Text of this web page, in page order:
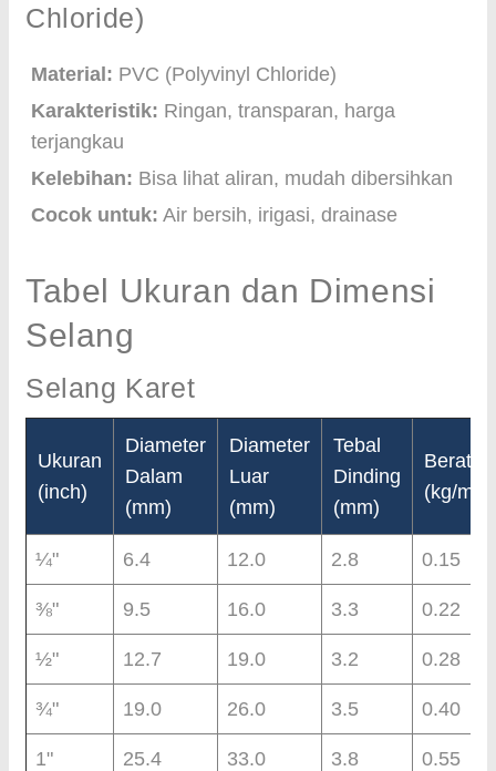
Chloride)
Material: PVC (Polyvinyl Chloride)
Karakteristik: Ringan, transparan, harga
terjangkau
Kelebihan: Bisa lihat aliran, mudah dibersihkan
Cocok untuk: Air bersih, irigasi, drainase
Tabel Ukuran dan Dimensi
Selang
Selang Karet
Ukuran
(inch)
Diameter
Dalam
(mm)
Diameter
Luar
(mm)
Tebal
Dinding
(mm)
Berat
(kg/m)
¼" 6.4 12.0 2.8 0.15
⅜" 9.5 16.0 3.3 0.22
½" 12.7 19.0 3.2 0.28
¾" 19.0 26.0 3.5 0.40
1" 25.4 33.0 3.8 0.55